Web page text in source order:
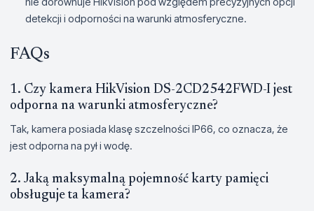
detekcji i odporności na warunki atmosferyczne.
FAQs
1. Czy kamera HikVision DS-2CD2542FWD-I jest
odporna na warunki atmosferyczne?
Tak, kamera posiada klasę szczelności IP66, co oznacza, że
jest odporna na pył i wodę.
2. Jaką maksymalną pojemność karty pamięci
obsługuje ta kamera?